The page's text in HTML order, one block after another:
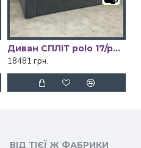
Диван СПЛІТ polo 17/polo 14 Київський Стандарт
18481 грн.
ВІД ТІЄЇ Ж ФАБРИКИ